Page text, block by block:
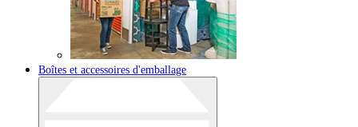
Boîtes et accessoires d'emballage